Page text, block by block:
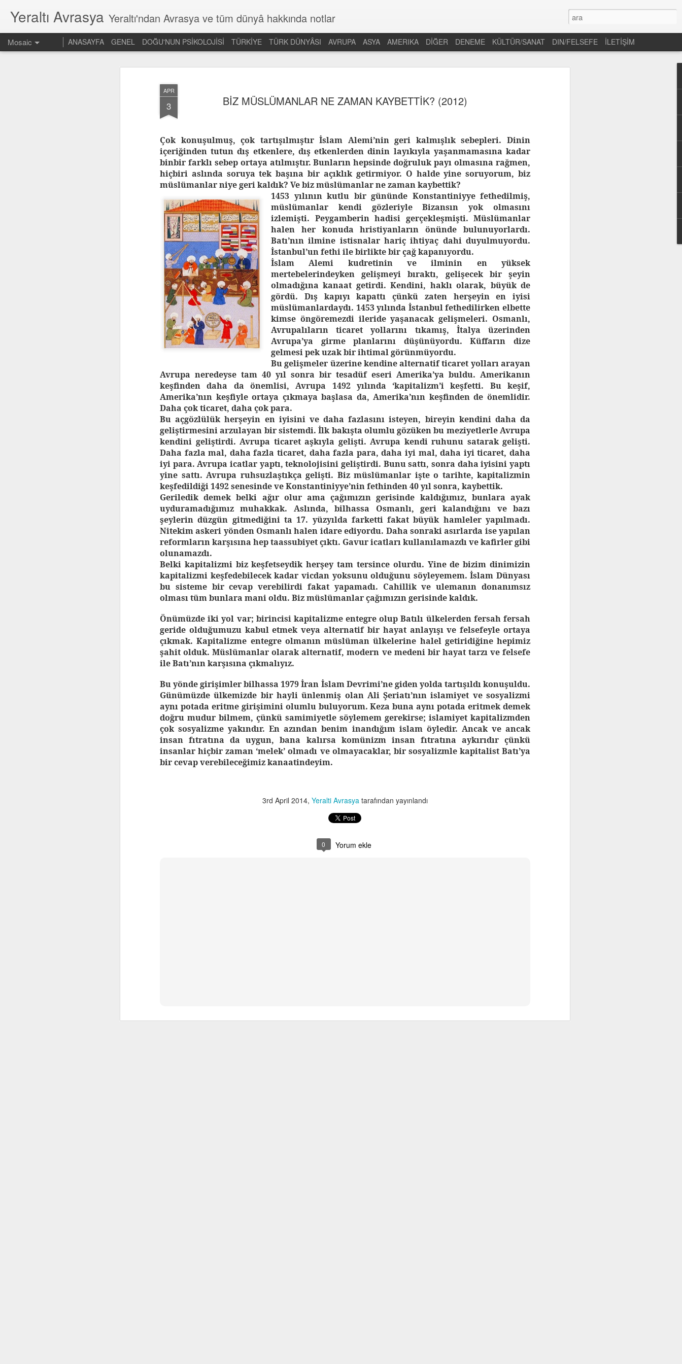
APR
3 BİZ MÜSLÜMANLAR NE ZAMAN KAYBETTİK? (2012)
Çok konuşulmuş, çok tartışılmıştır İslam Alemi’nin geri kalmışlık sebepleri. Dinin
içeriğinden tutun dış etkenlere, dış etkenlerden dinin layıkıyla yaşanmamasına kadar
binbir farklı sebep ortaya atılmıştır. Bunların hepsinde doğruluk payı olmasına rağmen,
hiçbiri aslında soruya tek başına bir açıklık getirmiyor. O halde yine soruyorum, biz
müslümanlar niye geri kaldık? Ve biz müslümanlar ne zaman kaybettik?
1453 yılının kutlu bir gününde Konstantiniyye fethedilmiş,
müslümanlar kendi gözleriyle Bizansın yok olmasını
izlemişti. Peygamberin hadisi gerçekleşmişti. Müslümanlar
halen her konuda hristiyanların önünde bulunuyorlardı.
Batı’nın ilmine istisnalar hariç ihtiyaç dahi duyulmuyordu.
İstanbul’un fethi ile birlikte bir çağ kapanıyordu.
İslam Alemi kudretinin ve ilminin en yüksek
mertebelerindeyken gelişmeyi bıraktı, gelişecek bir şeyin
olmadığına kanaat getirdi. Kendini, haklı olarak, büyük de
gördü. Dış kapıyı kapattı çünkü zaten herşeyin en iyisi
müslümanlardaydı. 1453 yılında İstanbul fethedilirken elbette
kimse öngöremezdi ileride yaşanacak gelişmeleri. Osmanlı,
Avrupalıların ticaret yollarını tıkamış, İtalya üzerinden
Avrupa’ya girme planlarını düşünüyordu. Küffarın dize
gelmesi pek uzak bir ihtimal görünmüyordu.
Bu gelişmeler üzerine kendine alternatif ticaret yolları arayan
Avrupa neredeyse tam 40 yıl sonra bir tesadüf eseri Amerika’ya buldu. Amerikanın
keşfinden daha da önemlisi, Avrupa 1492 yılında ‘kapitalizm’i keşfetti. Bu keşif,
Amerika’nın keşfiyle ortaya çıkmaya başlasa da, Amerika’nın keşfinden de önemlidir.
Daha çok ticaret, daha çok para.
Bu açgözlülük herşeyin en iyisini ve daha fazlasını isteyen, bireyin kendini daha da
geliştirmesini arzulayan bir sistemdi. İlk bakışta olumlu gözüken bu meziyetlerle Avrupa
kendini geliştirdi. Avrupa ticaret aşkıyla gelişti. Avrupa kendi ruhunu satarak gelişti.
Daha fazla mal, daha fazla ticaret, daha fazla para, daha iyi mal, daha iyi ticaret, daha
iyi para. Avrupa icatlar yaptı, teknolojisini geliştirdi. Bunu sattı, sonra daha iyisini yaptı
yine sattı. Avrupa ruhsuzlaştıkça gelişti. Biz müslümanlar işte o tarihte, kapitalizmin
keşfedildiği 1492 senesinde ve Konstantiniyye’nin fethinden 40 yıl sonra, kaybettik.
Geriledik demek belki ağır olur ama çağımızın gerisinde kaldığımız, bunlara ayak
uyduramadığımız muhakkak. Aslında, bilhassa Osmanlı, geri kalandığını ve bazı
şeylerin düzgün gitmediğini ta 17. yüzyılda farketti fakat büyük hamleler yapılmadı.
Nitekim askeri yönden Osmanlı halen idare ediyordu. Daha sonraki asırlarda ise yapılan
reformların karşısına hep taassubiyet çıktı. Gavur icatları kullanılamazdı ve kafirler gibi
olunamazdı.
Belki kapitalizmi biz keşfetseydik herşey tam tersince olurdu. Yine de bizim dinimizin
kapitalizmi keşfedebilecek kadar vicdan yoksunu olduğunu söyleyemem. İslam Dünyası
bu sisteme bir cevap verebilirdi fakat yapamadı. Cahillik ve ulemanın donanımsız
olması tüm bunlara mani oldu. Biz müslümanlar çağımızın gerisinde kaldık.
Önümüzde iki yol var; birincisi kapitalizme entegre olup Batılı ülkelerden fersah fersah
geride olduğumuzu kabul etmek veya alternatif bir hayat anlayışı ve felsefeyle ortaya
çıkmak. Kapitalizme entegre olmanın müslüman ülkelerine halel getiridiğine hepimiz
şahit olduk. Müslümanlar olarak alternatif, modern ve medeni bir hayat tarzı ve felsefe
ile Batı’nın karşısına çıkmalıyız.
Bu yönde girişimler bilhassa 1979 İran İslam Devrimi’ne giden yolda tartışıldı konuşuldu.
Günümüzde ülkemizde bir hayli ünlenmiş olan Ali Şeriatı’nın islamiyet ve sosyalizmi
aynı potada eritme girişimini olumlu buluyorum. Keza buna aynı potada eritmek demek
doğru mudur bilmem, çünkü samimiyetle söylemem gerekirse; islamiyet kapitalizmden
çok sosyalizme yakındır. En azından benim inandığım islam öyledir. Ancak ve ancak
insan fıtratına da uygun, bana kalırsa komünizm insan fıtratına aykırıdır çünkü
insanlar hiçbir zaman ‘melek’ olmadı ve olmayacaklar, bir sosyalizmle kapitalist Batı’ya
bir cevap verebileceğimiz kanaatindeyim.
3rd April 2014, Yeralti Avrasya tarafından yayınlandı
0 Yorum ekle
Yeraltı Avrasya Yeraltı'ndan Avrasya ve tüm dünyâ hakkında notlar
Mosaic ANASAYFA GENEL DOĞU'NUN PSİKOLOJİSİ TÜRKİYE TÜRK DÜNYÂSI AVRUPA ASYA AMERIKA DİĞER DENEME KÜLTÜR/SANAT DIN/FELSEFE İLETİŞİM
TURKSE NATIONALISME
Inleiding
Wanneer er gesproken wordt over het
Turkse nationalisme of nog specifieker
over de Partij van de Nationalistische
Beweging (MHP, Milliyetçi Hareket Partisi
en dus niet de ‘Nationalistische Actie